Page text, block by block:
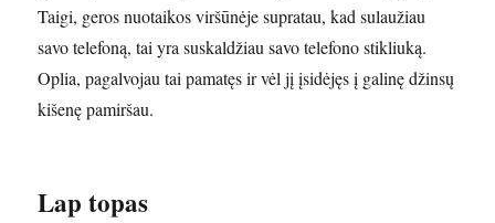
Taigi, geros nuotaikos viršūnėje supratau, kad sulaužiau
savo telefoną, tai yra suskaldžiau savo telefono stikliuką.
Oplia, pagalvojau tai pamatęs ir vėl jį įsidėjęs į galinę džinsų
kišenę pamiršau.
Lap topas